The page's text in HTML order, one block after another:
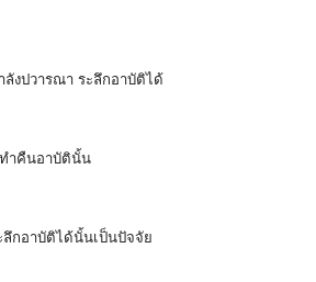
งปวารณา ระลึกอาบัติได้
ำคืนอาบัตินั้น
กอาบัติได้นั้นเป็นปัจจัย